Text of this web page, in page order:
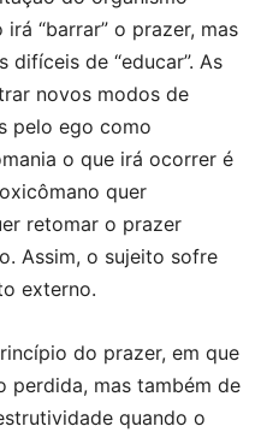
“barrar” o prazer, mas
difíceis de “educar”. As
novos modos de
pelo ego como
o que irá ocorrer é
quer
retomar o prazer
Assim, o sujeito sofre
externo.
do prazer, em que
perdida, mas também de
quando o